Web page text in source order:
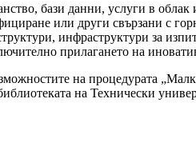
бази данни, услуги в
или други свързани с
инфраструктури за
прилагането на
на процедурата
на Технически